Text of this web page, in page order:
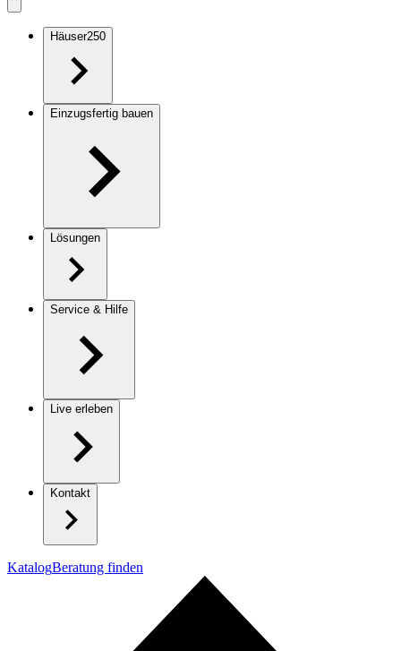
Häuser250
Einzugsfertig bauen
Lösungen
Service & Hilfe
Live erleben
Kontakt
KatalogBeratung finden